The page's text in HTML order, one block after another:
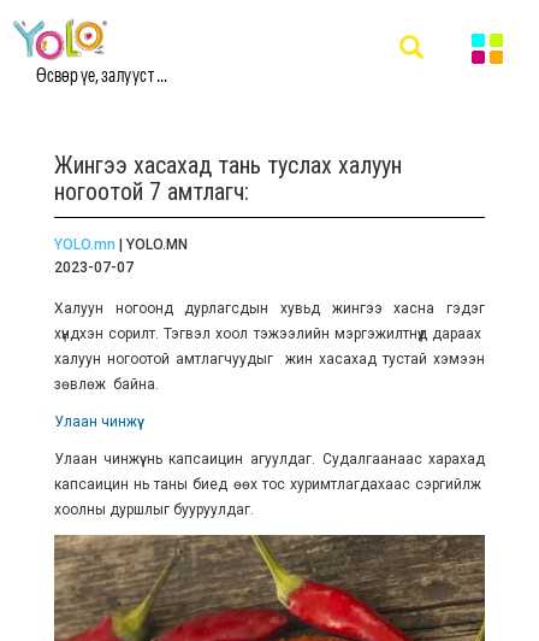
Өсвөр үе, залууст ...
Жингээ хасахад тань туслах халуун
ногоотой 7 амтлагч:
YOLO.mn | YOLO.MN
2023-07-07
Халуун ногоонд дурлагсдын хувьд жингээ хасна гэдэг
хүндхэн сорилт. Тэгвэл хоол тэжээлийн мэргэжилтнүүд дараах
халуун ногоотой амтлагчуудыг жин хасахад тустай хэмээн
зөвлөж байна.
Улаан чинжүү
Улаан чинжүү нь капсаицин агуулдаг. Судалгаанаас харахад
капсаицин нь таны биед өөх тос хуримтлагдахаас сэргийлж
хоолны дуршлыг бууруулдаг.